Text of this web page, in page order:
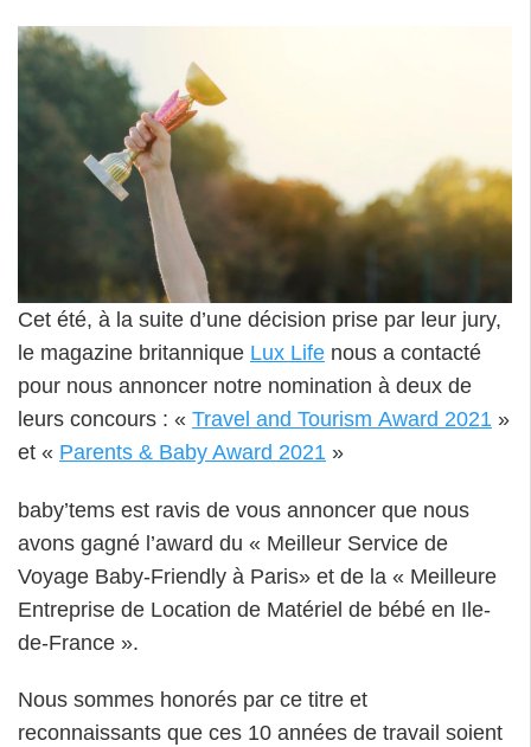
Cet été, à la suite d’une décision prise par leur jury,
le magazine britannique Lux Life nous a contacté
pour nous annoncer notre nomination à deux de
leurs concours : « Travel and Tourism Award 2021 »
et « Parents & Baby Award 2021 »
baby’tems est ravis de vous annoncer que nous
avons gagné l’award du « Meilleur Service de
Voyage Baby-Friendly à Paris» et de la « Meilleure
Entreprise de Location de Matériel de bébé en Ile-
de-France ».
Nous sommes honorés par ce titre et
reconnaissants que ces 10 années de travail soient